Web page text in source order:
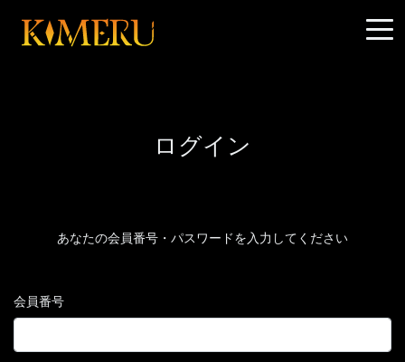
ログイン
あなたの会員番号・パスワードを入力してください
会員番号